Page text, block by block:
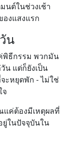
นต์ในช่วงเช้า
งแสงแรก
น
พิธีกรรม พวกมัน
น แต่ก็ยังเป็น
ะหยุดพัก - ไม่ใช่
จ
ค่ต้องมีเหตุผลที่
ยู่ในปัจจุบันใน